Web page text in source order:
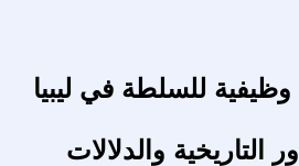
وظيفية للسلطة في ليبيا
التاريخية والدلالات